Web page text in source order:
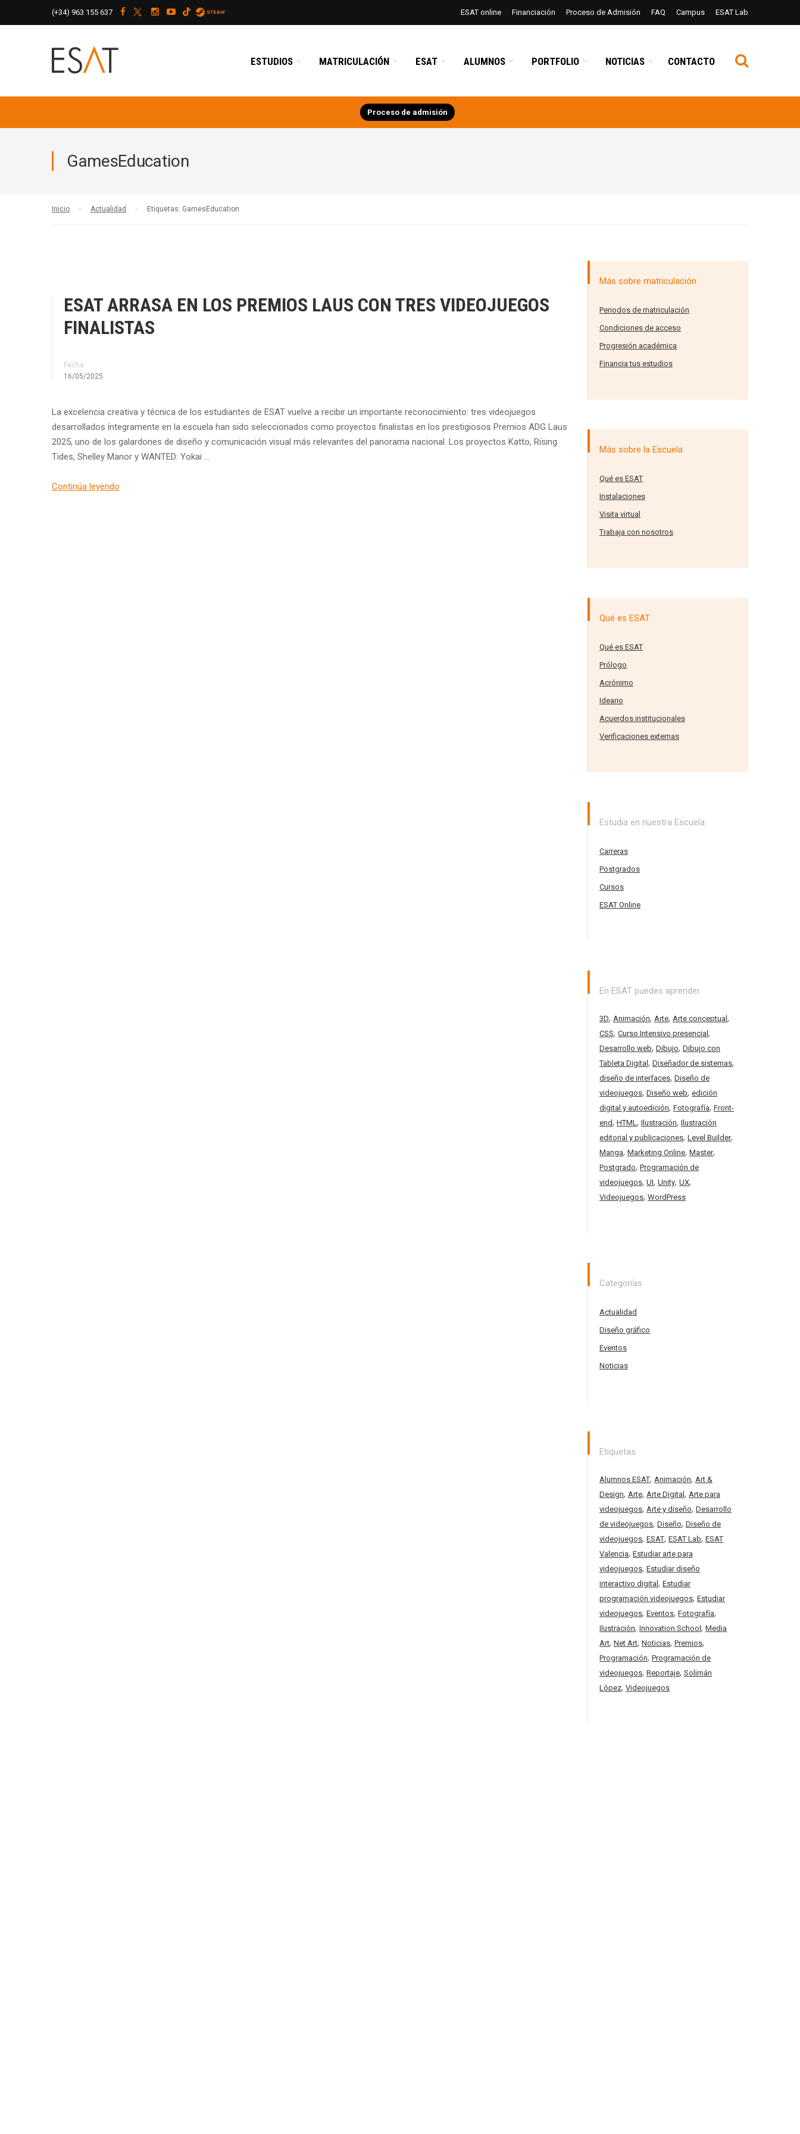
Proceso de admisión
(+34) 963 155 637 ESAT online Financiación Proceso de Admisión FAQ Campus ESAT Lab
ESTUDIOS MATRICULACIÓN ESAT ALUMNOS PORTFOLIO NOTICIAS CONTACTO
GamesEducation
Inicio Actualidad Etiquetas: GamesEducation
ESAT ARRASA EN LOS PREMIOS LAUS CON TRES VIDEOJUEGOS
FINALISTAS
Fecha
16/05/2025
La excelencia creativa y técnica de los estudiantes de ESAT vuelve a recibir un importante reconocimiento: tres videojuegos
desarrollados íntegramente en la escuela han sido seleccionados como proyectos finalistas en los prestigiosos Premios ADG Laus
2025, uno de los galardones de diseño y comunicación visual más relevantes del panorama nacional. Los proyectos Katto, Rising
Tides, Shelley Manor y WANTED: Yokai …
Continúa leyendo
Más sobre matriculación
Periodos de matriculación
Condiciones de acceso
Progresión académica
Financia tus estudios
Más sobre la Escuela
Qué es ESAT
Instalaciones
Visita virtual
Trabaja con nosotros
Qué es ESAT
Qué es ESAT
Prólogo
Acrónimo
Ideario
Acuerdos institucionales
Verificaciones externas
Estudia en nuestra Escuela
Carreras
Postgrados
Cursos
ESAT Online
En ESAT puedes aprender
3D, Animación, Arte, Arte conceptual ,
CSS, Curso Intensivo presencial ,
Desarrollo web, Dibujo, Dibujo con
Tableta Digital , Diseñador de sistemas,
diseño de interfaces, Diseño de
videojuegos, Diseño web, edición
digital y autoedición, Fotografía, Front-
end, HTML, Ilustración, Ilustración
editorial y publicaciones, Level Builder,
Manga, Marketing Online, Master,
Postgrado, Programación de
videojuegos, UI, Unity, UX,
Videojuegos, WordPress
Categorías
Actualidad
Diseño gráfico
Eventos
Noticias
Etiquetas
Alumnos ESAT, Animación, Art &
Design, Arte, Arte Digital , Arte para
videojuegos, Arte y diseño, Desarrollo
de videojuegos, Diseño, Diseño de
videojuegos, ESAT, ESAT Lab, ESAT
Valencia, Estudiar arte para
videojuegos, Estudiar diseño
interactivo digital , Estudiar
programación videojuegos, Estudiar
videojuegos, Eventos, Fotografía,
Ilustración, Innovation School , Media
Art, Net Art, Noticias, Premios,
Programación, Programación de
videojuegos, Reportaje, Solimán
López, Videojuegos